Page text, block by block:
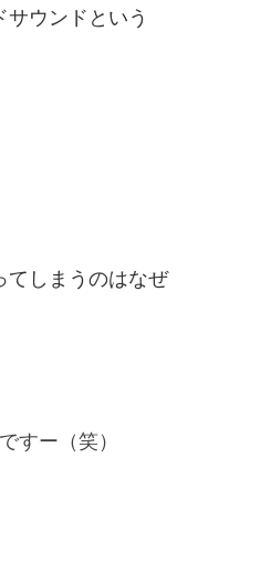
ウンドという
てしまうのはなぜ
すー（笑）